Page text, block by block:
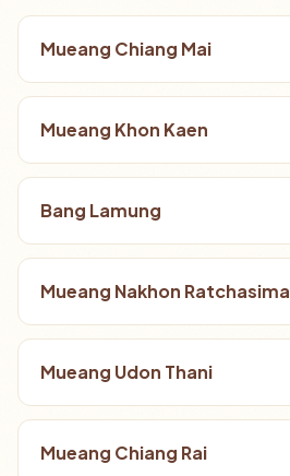
Mueang Chiang Mai
Mueang Khon Kaen
Bang Lamung
Mueang Nakhon Ratchasima
Mueang Udon Thani
Mueang Chiang Rai